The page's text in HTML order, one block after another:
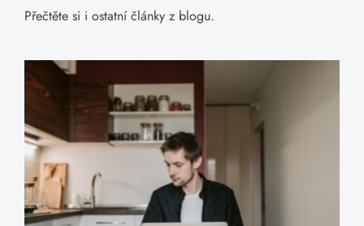
Přečtěte si i ostatní články z blogu.